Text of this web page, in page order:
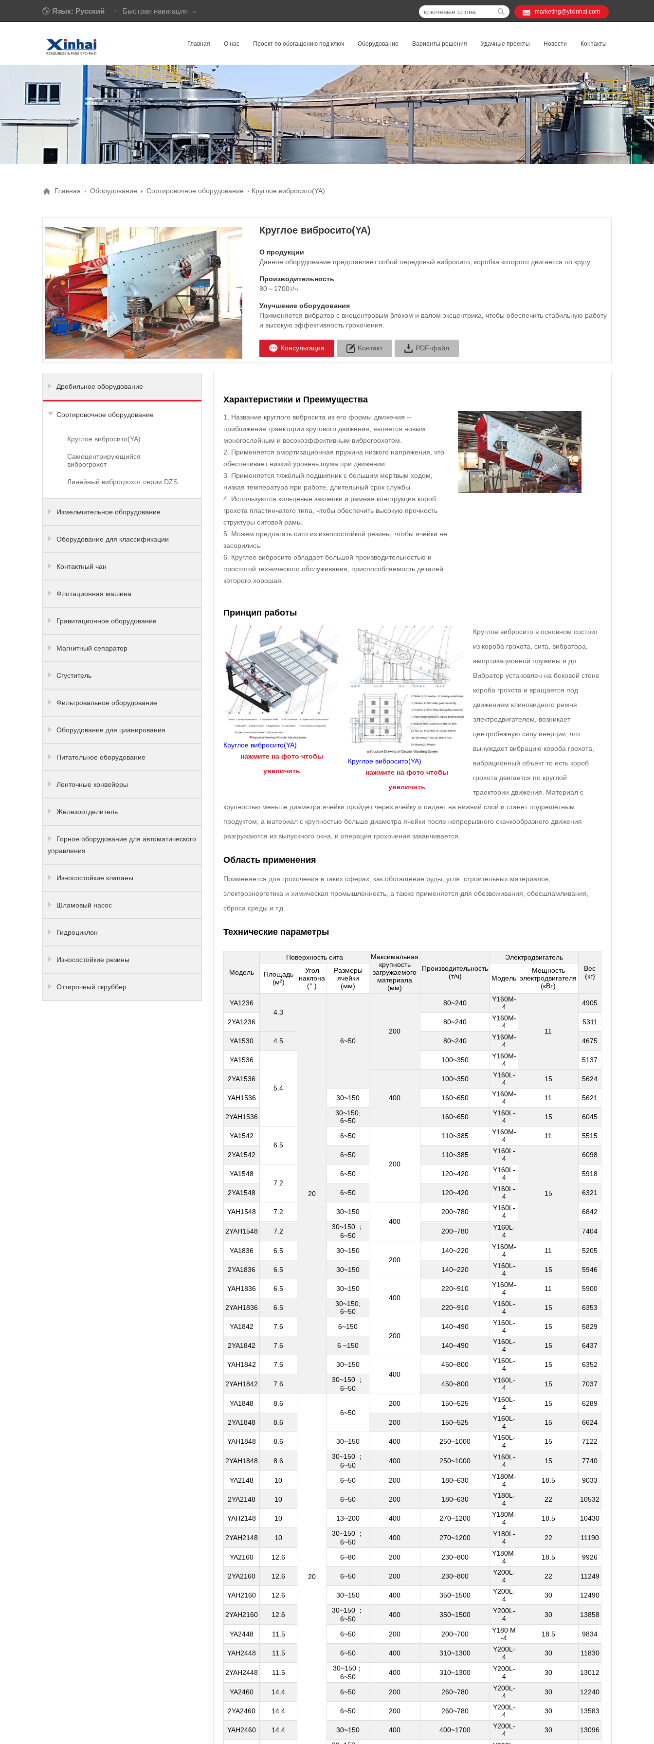
Язык: Русский Быстрая навигация marketing@ytxinhai.com
Контакты
Новости
Удачные проекты
Варианты решения
Оборудование
Проект по обогащению под ключ
О нас
Главная
Главная Оборудование Сортировочное оборудование Круглое вибросито(YA)
Круглое вибросито(YA)
О продукции
Данное оборудование представляет собой передовый вибросито, коробка которого двигается по кругу.
Производительность
80～1700т/ч
Улучшение оборудования
Применяется вибратор с внецентровым блоком и валом эксцентрика, чтобы обеспечить стабильную работу
и высокую эффективность грохочения.
Kонсультация Kонтакт PDF-файл
Характеристики и Преимущества
1. Название круглого вибросита из его формы движения --
приближение траектории кругового движения, является новым
моногослойным и восокоэффективным виброгрохотом.
2. Применяется амортизационная пружина низкого напряжения, что
обеспечивает низкий уровень шума при движении.
3. Применяется тяжёлый подшипник с большим мертвым ходом,
низкая температура при работе, длительный срок службы.
4. Используются кольцевые заклепки и рамная конструкция короб
грохота пластинчатого типа, чтобы обеспечить высокую прочность
структуры ситовой рамы.
5. Можем предлагать сито из износостойкой резины, чтобы ячейки не
засорились.
6. Круглое вибросито обладает большой производительностью и
простотой технического обслуживания, приспособляемость деталей
которого хорошая.
Принцип работы
Круглое вибросито(YA)
нажмите на фото чтобы
увеличить
Круглое вибросито(YA)
нажмите на фото чтобы
увеличить
Круглое вибросито в основном состоит
из короба грохота, сита, вибратора,
амортизационной пружины и др.
Вибратор yстановлен на боковой стене
короба грохота и вращается под
движением клиновидного ремня
электродвигателем, возникает
центробежную силу инерции, что
вынуждает вибрацию короба грохота,
вибрационный объект то есть короб
грохота двигается по круглой
траектории движения. Материал с
крупностью меньше диаметра ячейки пройдёт через ячейку и падает на нижний слой и станет подрешётным
продуктом, а материал с крупностью больше диаметра ячейки после непрерывного скачкообразного движения
разгружаются из выпускного окна, и операция грохочения заканчивается.
Область применения
Применяется для грохочения в таких сферах, как обогащение руды, угля, строительных материалов,
электроэнергетика и химическая промышленность, а также применяется для обезвоживания, обесшламливания,
сброса среды и т.д.
Технические параметры
Модель
Поверхность сита
Максимальная
крупность
загружаемого
материала
(мм)
Производительность
(т/ч)
Электродвигатель
Вес
(кг)
Площадь
(м²)
Угол
наклона
(° )
Размеры
ячейки
(мм)
Модель
Мощность
электродвигателя
(кВт)
YA1236
4.3
20
6~50
200
80~240
Y160M-
4
11
4905
2YA1236 80~240
Y160M-
4
5311
YA1530 4.5 80~240
Y160M-
4
4675
YA1536
5.4
100~350
Y160M-
4
5137
2YA1536
400
100~350
Y160L-
4
15 5624
YAH1536 30~150 160~650
Y160M-
4
11 5621
2YAH1536
30~150;
6~50
160~650
Y160L-
4
15 6045
YA1542
6.5
6~50
200
110~385
Y160M-
4
11 5515
2YA1542 6~50 110~385
Y160L-
4
15
6098
YA1548
7.2
6~50 120~420
Y160L-
4
5918
2YA1548 6~50 120~420
Y160L-
4
6321
YAH1548 7.2
30~150
400
200~780
Y160L-
4
6842
2YAH1548 7.2
30~150 ；
6~50
200~780
Y160L-
4
7404
YA1836 6.5
30~150
200
140~220
Y160M-
4
11 5205
2YA1836 6.5 30~150 140~220
Y160L-
4
15 5946
YAH1836 6.5
30~150
400
220~910
Y160M-
4
11 5900
2YAH1836 6.5
30~150;
6~50
220~910
Y160L-
4
15 6353
YA1842 7.6
6~150
200
140~490
Y160L-
4
15 5829
2YA1842 7.6 6 ~150 140~490
Y160L-
4
15 6437
YAH1842 7.6
30~150
400
450~800
Y160L-
4
15 6352
2YAH1842 7.6
30~150 ；
6~50
450~800
Y160L-
4
15 7037
YA1848 8.6
20
6~50
200 150~525
Y160L-
4
15 6289
2YA1848 8.6 200 150~525
Y160L-
4
15 6624
YAH1848 8.6 30~150 400 250~1000
Y160L-
4
15 7122
2YAH1848 8.6
30~150 ；
6~50
400 250~1000
Y160L-
4
15 7740
YA2148 10 6~50 200 180~630
Y180M-
4
18.5 9033
2YA2148 10 6~50 200 180~630
Y180L-
4
22 10532
YAH2148 10 13~200 400 270~1200
Y180M-
4
18.5 10430
2YAH2148 10
30~150 ；
6~50
400 270~1200
Y180L-
4
22 11190
YA2160 12.6 6~80 200 230~800
Y180M-
4
18.5 9926
2YA2160 12.6 6~50 200 230~800
Y200L-
4
22 11249
YAH2160 12.6 30~150 400 350~1500
Y200L-
4
30 12490
2YAH2160 12.6
30~150 ；
6~50
400 350~1500
Y200L-
4
30 13858
YA2448 11.5 6~50 200 200~700
Y180 M
-4
18.5 9834
YAH2448 11.5 6~50 400 310~1300
Y200L-
4
30 11830
2YAH2448 11.5
30~150；
6~50
400 310~1300
Y200L-
4
30 13012
YA2460 14.4 6~50 200 260~780
Y200L-
4
30 12240
2YA2460 14.4 6~50 200 260~780
Y200L-
4
30 13583
YAH2460 14.4 30~150 400 400~1700
Y200L-
4
30
13096
Дробильное оборудование
Сортировочное оборудование
Круглое вибросито(YA)
Самоцентрирующийся
виброгрохот
Линейный виброгрохот серии DZS
Измельчительное оборудование
Оборудование для классификации
Контактный чан
Флотационная машина
Гравитационное оборудование
Магнитный сепаратор
Сгуститель
Фильтровальное оборудование
Оборудование для цианирования
Питательное оборудование
Ленточные конвейеры
Железоотделитель
Горное оборудование для автоматического
управления
Износостойкие клапаны
Шламовый насос
Гидроциклон
Износостойкие резины
Оттирочный скруббер